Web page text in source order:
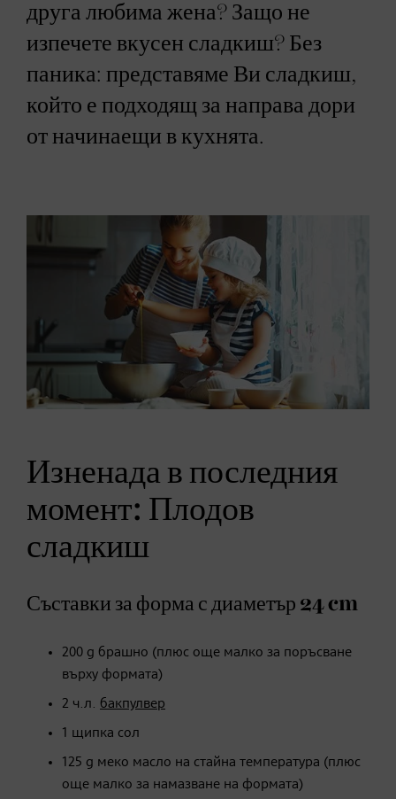
друга любима жена? Защо не
изпечете вкусен сладкиш? Без
паника: представяме Ви сладкиш,
който е подходящ за направа дори
от начинаещи в кухнята.
Изненада в последния
момент: Плодов
сладкиш
Съставки за форма с диаметър 24 cm
200 g брашно (плюс още малко за поръсване
върху формата)
2 ч.л. бакпулвер
1 щипка сол
125 g меко масло на стайна температура (плюс
още малко за намазване на формата)